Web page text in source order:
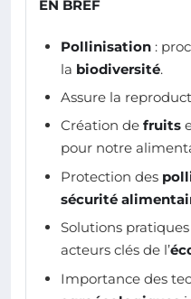
EN BREF
Pollinisation :
la biodiversité.
Assure la
Création de fruits
pour notre
Protection des
sécurité
Solutions
acteurs clés de l’
Importance des